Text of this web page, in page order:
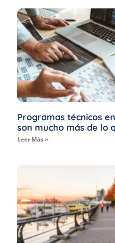
Programas técnicos
son mucho más de lo
Leer Más »